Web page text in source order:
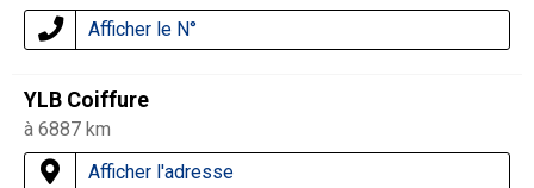
Afficher le N°
YLB Coiffure
à 6887 km
Afficher l'adresse